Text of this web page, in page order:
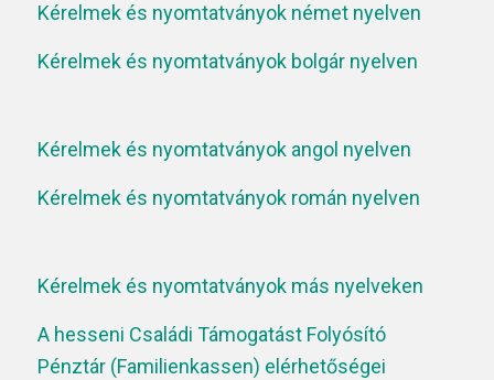
Kérelmek és nyomtatványok német nyelven
Kérelmek és nyomtatványok bolgár nyelven
Kérelmek és nyomtatványok angol nyelven
Kérelmek és nyomtatványok román nyelven
Kérelmek és nyomtatványok más nyelveken
A hesseni Családi Támogatást Folyósító
Pénztár (Familienkassen) elérhetőségei